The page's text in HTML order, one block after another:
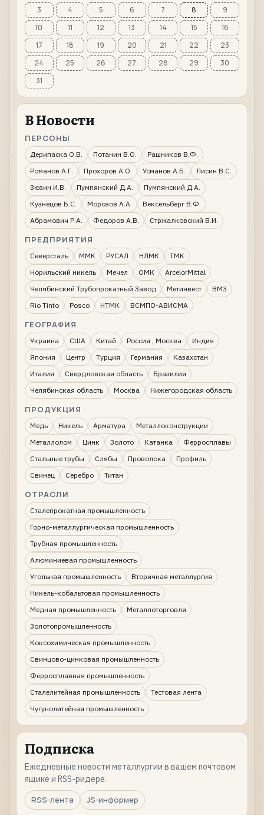
3
4 5 6 7 8
9
10
11 12 13 14 15
16
17
18 19 20 21 22
23
24
25 26 27 28 29
30
31
В Новости
ПЕРСОНЫ
Дерипаска О.В. Потанин В.О.
Рашников В.Ф.
Романов А.Г.
Прохоров А.О. Усманов А.Б.
Лисин В.С.
Зюзин И.В.
Пумпянский Д.А.
Пумпянский Д.А.
Кузнецов Б.С.
Морозов А.А.
Вексельберг В.Ф.
Абрамович Р.А.
Федоров А.В. Стржалковский В.И.
ПРЕДПРИЯТИЯ
Северсталь ММК РУСАЛ НЛМК
ТМК
Норильский никель
Мечел ОМК
ArcelorMittal
Челябинский Трубопрокатный Завод
Метинвест
ВМЗ
Rio Tinto
Posco НТМК ВСМПО-АВИСМА
ГЕОГРАФИЯ
Украина США Китай Россия , Москва
Индия
Япония
Центр Турция Германия
Казахстан
Италия
Свердловская область
Бразилия
Челябинская область
Москва Нижегородская область
ПРОДУКЦИЯ
Медь Никель Арматура
Металлоконструкции
Металлолом
Цинк Золото Катанка
Ферросплавы
Стальные трубы
Слябы Проволока
Профиль
Свинец
Серебро Титан
ОТРАСЛИ
Сталепрокатная промышленность
Горно-металлургическая промышленность
Трубная промышленность
Алюминиевая промышленность
Угольная промышленность
Вторичная металлургия
Никель-кобальтовая промышленность
Медная промышленность
Металлоторговля
Золотопромышленность
Коксохимическая промышленность
Свинцово-цинковая промышленность
Ферросплавная промышленность
Сталелитейная промышленность
Тестовая лента
Чугунолитейная промышленность
Подписка
Ежедневные новости металлургии в вашем почтовом
ящике и RSS-ридере.
RSS-лента
JS-информер